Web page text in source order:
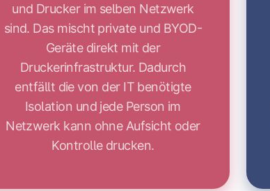
und Drucker im selben Netzwerk
sind. Das mischt private und BYOD-
Geräte direkt mit der
Druckerinfrastruktur. Dadurch
entfällt die von der IT benötigte
Isolation und jede Person im
Netzwerk kann ohne Aufsicht oder
Kontrolle drucken.